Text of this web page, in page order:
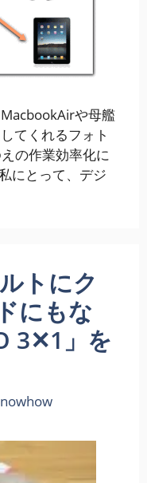
や母艦
てくれるフォト
の作業効率化に
にとって、デジ
トにク
にもな
3✕1」を